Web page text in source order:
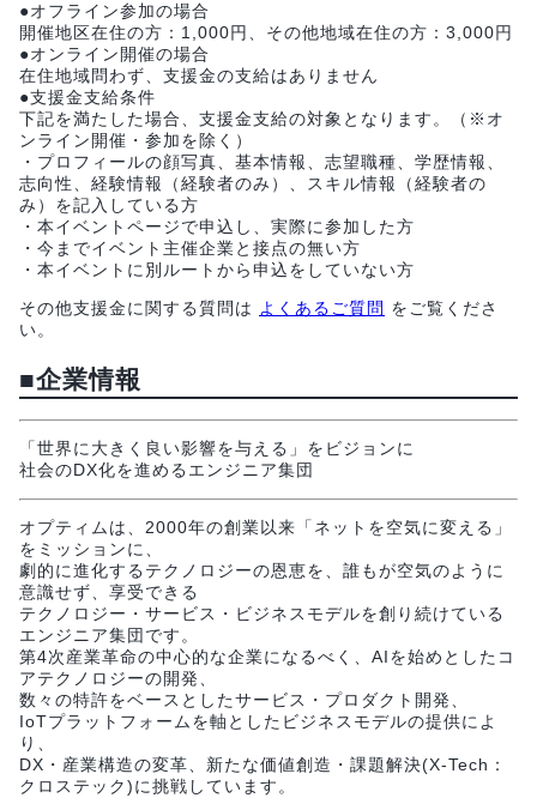
●オフライン参加の場合
開催地区在住の方：1,000円、その他地域在住の方：3,000円
●オンライン開催の場合
在住地域問わず、支援金の支給はありません
●支援金支給条件
下記を満たした場合、支援金支給の対象となります。（※オ
ンライン開催・参加を除く）
・プロフィールの顔写真、基本情報、志望職種、学歴情報、
志向性、経験情報（経験者のみ）、スキル情報（経験者の
み）を記入している方
・本イベントページで申込し、実際に参加した方
・今までイベント主催企業と接点の無い方
・本イベントに別ルートから申込をしていない方
その他支援金に関する質問は よくあるご質問 をご覧くださ
い。
■企業情報
「世界に大きく良い影響を与える」をビジョンに
社会のDX化を進めるエンジニア集団
オプティムは、2000年の創業以来「ネットを空気に変える」
をミッションに、
劇的に進化するテクノロジーの恩恵を、誰もが空気のように
意識せず、享受できる
テクノロジー・サービス・ビジネスモデルを創り続けている
エンジニア集団です。
第4次産業革命の中心的な企業になるべく、AIを始めとしたコ
アテクノロジーの開発、
数々の特許をベースとしたサービス・プロダクト開発、
IoTプラットフォームを軸としたビジネスモデルの提供によ
り、
DX・産業構造の変革、新たな価値創造・課題解決(X-Tech：
クロステック)に挑戦しています。